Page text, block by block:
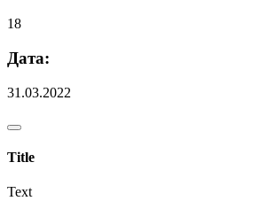
18
Дата:
31.03.2022
Title
Text